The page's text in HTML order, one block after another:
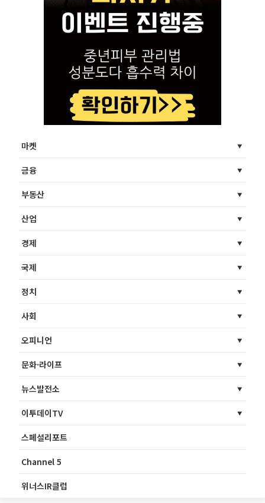
마켓
금융
부동산
산업
경제
국제
정치
사회
오피니언
문화·라이프
뉴스발전소
이투데이TV
스페셜리포트
Channel 5
위너스IR클럽